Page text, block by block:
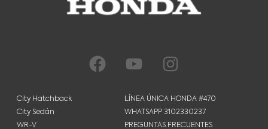
City Hatchback
City Sedán
WR-V
LÍNEA ÚNICA HONDA #470
WHATSAPP 3102330237
PREGUNTAS FRECUENTES